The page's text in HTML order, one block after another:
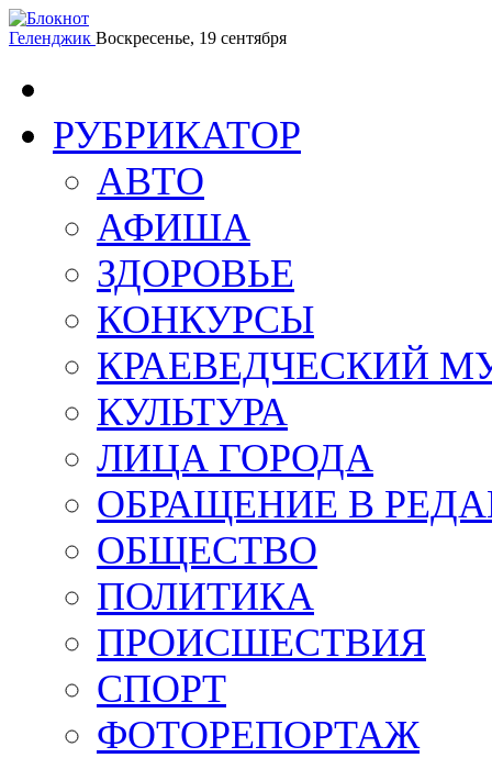
Геленджик Воскресенье, 19 сентября
РУБРИКАТОР
АВТО
АФИША
ЗДОРОВЬЕ
КОНКУРСЫ
КРАЕВЕДЧЕСКИЙ
КУЛЬТУРА
ЛИЦА ГОРОДА
ОБРАЩЕНИЕ В
ОБЩЕСТВО
ПОЛИТИКА
ПРОИСШЕСТВИЯ
СПОРТ
ФОТОРЕПОРТАЖ